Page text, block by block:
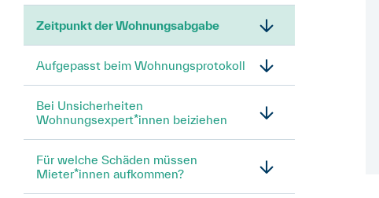
Zeitpunkt der Wohnungsabgabe
Aufgepasst beim Wohnungsprotokoll
Bei Unsicherheiten
Wohnungsexpert*innen beiziehen
Für welche Schäden müssen
Mieter*innen aufkommen?